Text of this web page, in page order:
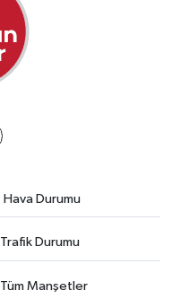
Hava Durumu
Trafik Durumu
Tüm Manşetler